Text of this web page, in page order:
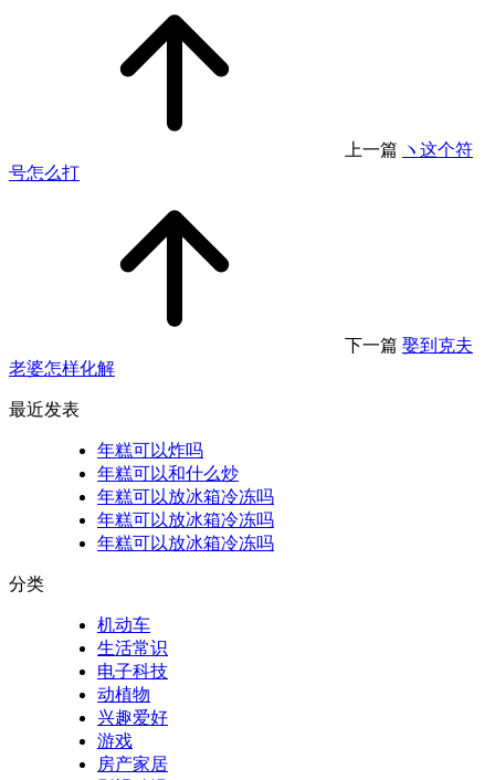
上一篇 ヽ这个符
号怎么打
下一篇 娶到克夫
老婆怎样化解
最近发表
年糕可以炸吗
年糕可以和什么炒
年糕可以放冰箱冷冻吗
年糕可以放冰箱冷冻吗
年糕可以放冰箱冷冻吗
分类
机动车
生活常识
电子科技
动植物
兴趣爱好
游戏
房产家居